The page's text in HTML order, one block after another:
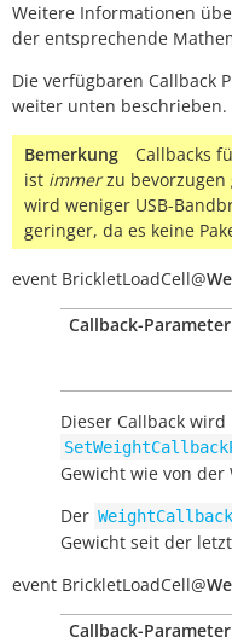
Weitere Informationen
der entsprechende
Die verfügbaren Callback
weiter unten beschrieben.
Bemerkung
Callbacks
ist immerzu bevorzugen
wird weniger USB-
geringer, da es keine
event BrickletLoadCell@
Callback-
Dieser Callback
Gewicht wie von der
Der WeightCallback
Gewicht seit der
event BrickletLoadCell@
Callback-